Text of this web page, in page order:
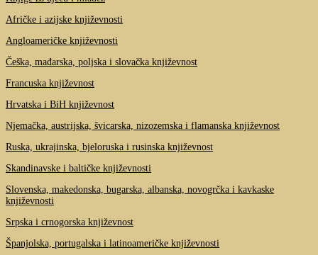
Afričke i azijske književnosti
Angloameričke književnosti
Češka, mađarska, poljska i slovačka književnost
Francuska književnost
Hrvatska i BiH književnost
Njemačka, austrijska, švicarska, nizozemska i flamanska književnost
Ruska, ukrajinska, bjeloruska i rusinska književnost
Skandinavske i baltičke književnosti
Slovenska, makedonska, bugarska, albanska, novogrčka i kavkaske
književnosti
Srpska i crnogorska književnost
Španjolska, portugalska i latinoameričke književnosti